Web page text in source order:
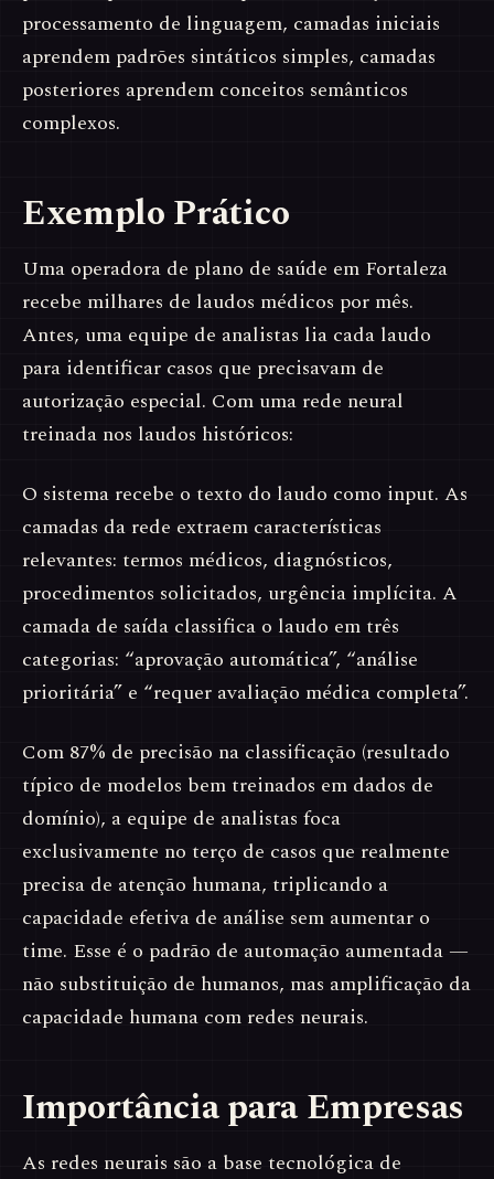
processamento de linguagem, camadas iniciais
aprendem padrões sintáticos simples, camadas
posteriores aprendem conceitos semânticos
complexos.
Exemplo Prático
Uma operadora de plano de saúde em Fortaleza
recebe milhares de laudos médicos por mês.
Antes, uma equipe de analistas lia cada laudo
para identificar casos que precisavam de
autorização especial. Com uma rede neural
treinada nos laudos históricos:
O sistema recebe o texto do laudo como input. As
camadas da rede extraem características
relevantes: termos médicos, diagnósticos,
procedimentos solicitados, urgência implícita. A
camada de saída classifica o laudo em três
categorias: “aprovação automática”, “análise
prioritária” e “requer avaliação médica completa”.
Com 87% de precisão na classificação (resultado
típico de modelos bem treinados em dados de
domínio), a equipe de analistas foca
exclusivamente no terço de casos que realmente
precisa de atenção humana, triplicando a
capacidade efetiva de análise sem aumentar o
time. Esse é o padrão de automação aumentada —
não substituição de humanos, mas amplificação da
capacidade humana com redes neurais.
Importância para Empresas
As redes neurais são a base tecnológica de